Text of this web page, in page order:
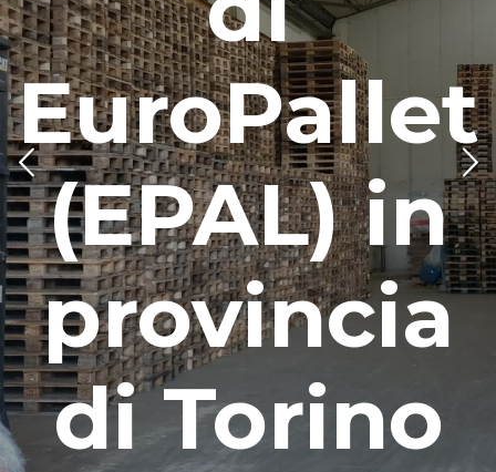
EuroPallet
(EPAL) in
provincia
di Torino